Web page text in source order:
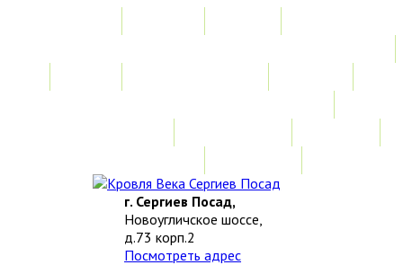
г. Сергиев Посад,
Новоугличское шоссе,
д.73 корп.2
Посмотреть адрес